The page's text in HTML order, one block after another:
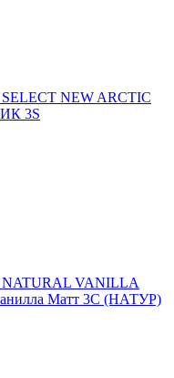
SELECT NEW ARCTIC
3S
NATURAL VANILLA
Матт 3С (НАТУР)